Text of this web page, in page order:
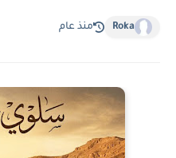
Roka منذ عام